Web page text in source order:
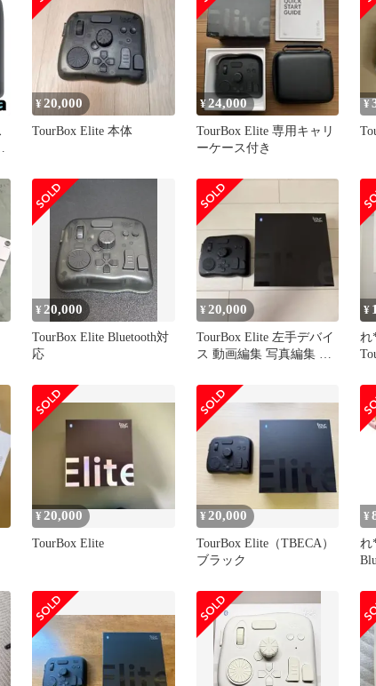
¥20,000
TourBox Elite 本体
¥24,000
TourBox Elite 専用キャリ
ーケース付き
¥
¥ 20,000
TourBox Elite Bluetooth対
応
¥20,000
TourBox Elite 左手デバイ
ス 動画編集 写真編集 美
¥
れ
¥ 20,000
TourBox Elite
¥ 20,000
TourBox Elite（TBECA）
ブラック
¥
れ